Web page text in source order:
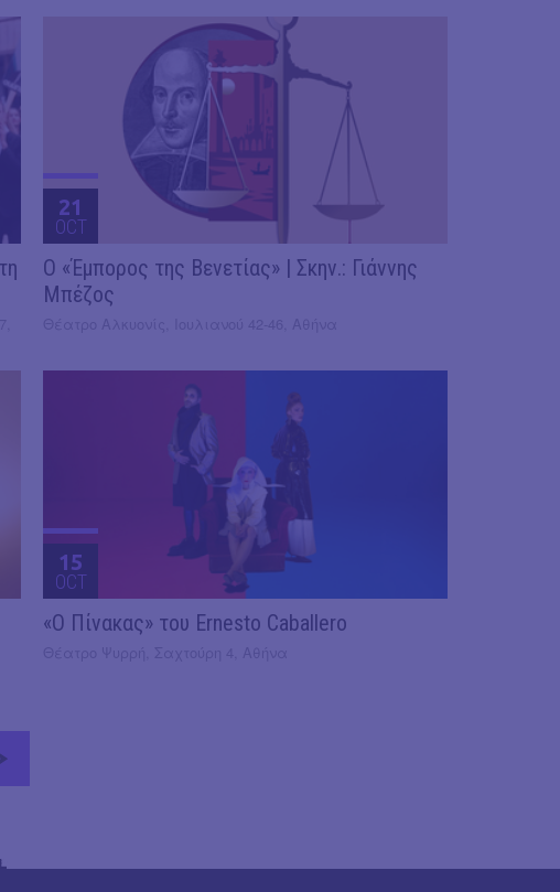
21
OCT
Ο «Έμπορος της Βενετίας» | Σκην.: Γιάννης
Μπέζος
15
OCT
«Ο Πίνακας» του Ernesto Caballero